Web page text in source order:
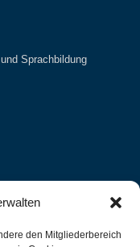
den Mitgliederbereich
Sprachbildung